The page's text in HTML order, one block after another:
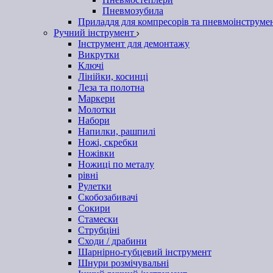
Пневмозубила
Приладдя для компресорів та
Ручний інструмент
Інструмент для демонтажу
Викрутки
Ключі
Лінійки, косинці
Леза та полотна
Маркери
Молотки
Набори
Напилки, рашпилі
Ножі, скребки
Ножівки
Ножиці по металу
рівні
Рулетки
Скобозабивачі
Сокири
Стамески
Струбціні
Сходи / драбини
Шарнірно-губцевий інструмент
Шнури розмічувальні